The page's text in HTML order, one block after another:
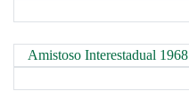
Amistoso Interestadual 1968